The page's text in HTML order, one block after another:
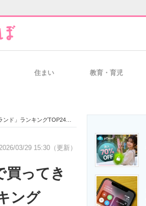
経営リーダーのコミュニティ
製造業のIT導入・活用を支援
住まい 教育・育児
は「とらや」【2026年最新調査結果】
2026/03/29 15:30（更新）
買ってき
ング